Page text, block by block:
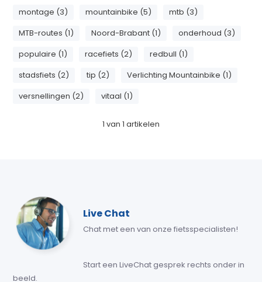
montage (3)
mountainbike (5)
mtb (3)
MTB-routes (1)
Noord-Brabant (1)
onderhoud (3)
populaire (1)
racefiets (2)
redbull (1)
stadsfiets (2)
tip (2)
Verlichting Mountainbike (1)
versnellingen (2)
vitaal (1)
1 van 1 artikelen
Live Chat
Chat met een van onze fietsspecialisten!
Start een LiveChat gesprek rechts onder in
beeld.